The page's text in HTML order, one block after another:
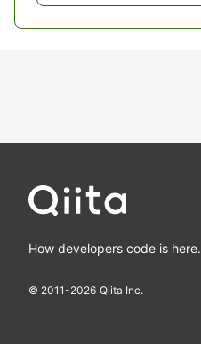
How developers code is here.
© 2011-2026 Qiita Inc.